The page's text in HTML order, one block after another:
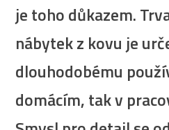
je toho důkazem.
nábytek z kovu je
dlouhodobému
domácím, tak v